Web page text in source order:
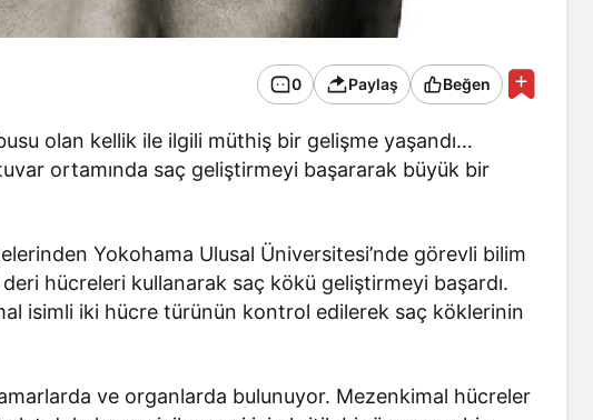
0 Paylaş Beğen
olan kellik ile ilgili müthiş bir gelişme yaşandı…
ortamında saç geliştirmeyi başararak büyük bir
Yokohama Ulusal Üniversitesi’nde görevli bilim
hücreleri kullanarak saç kökü geliştirmeyi başardı.
isimli iki hücre türünün kontrol edilerek saç köklerinin
ve organlarda bulunuyor. Mezenkimal hücreler